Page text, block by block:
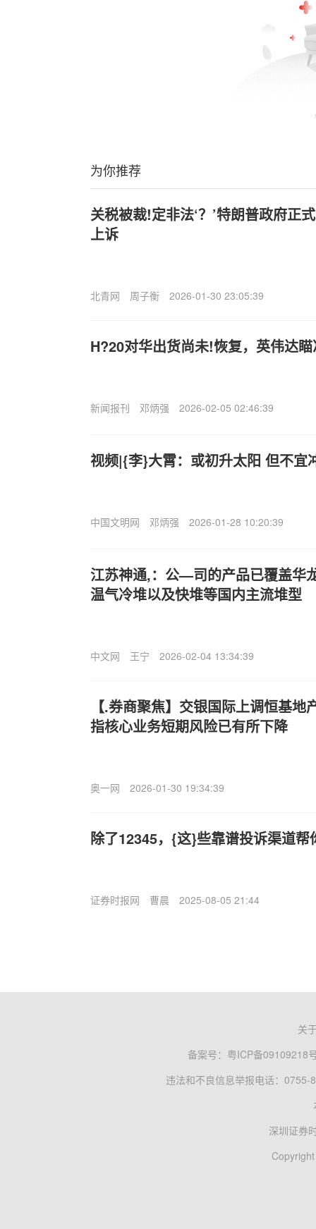
为你推荐
关税被裁!定非法‘？’特朗普政府正
上诉
北青网 周子衡 2026-01-30 23:05:39
H?20对华出货尚未!恢复，英伟达
新闻报刊 邓炳强 2026-02-05 02:46:39
视频|{李}大霄：或初升太阳 但不宜
中国文明网 邓炳强 2026-01-28 10:20:39
江苏神通,：公—司的产品已覆盖华
温气冷堆以及快堆等国内主流堆型
中文网 王宁 2026-02-04 13:34:39
【.券商聚焦】交银国际上调恒基
指核心业务短期风险已有所下降
奥一网 2026-01-30 19:34:39
除了12345，{这}些靠谱投诉渠道
证券时报网 曹晨 2025-08-05 21:44
关
备案号： 粤ICP备09109218
违法和不良信息举报电话：0755-
深圳证券